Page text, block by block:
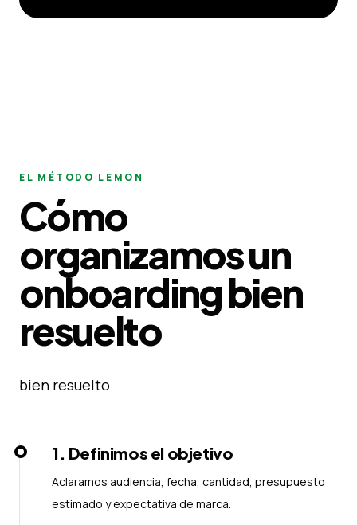
EL MÉTODO LEMON
Cómo
organizamos un
onboarding bien
resuelto
bien resuelto
1. Definimos el objetivo
Aclaramos audiencia, fecha, cantidad, presupuesto
estimado y expectativa de marca.